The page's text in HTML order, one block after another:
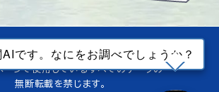
city. All rights reserved.
ージで使用しているすべてのデータの
無断転載を禁じます。